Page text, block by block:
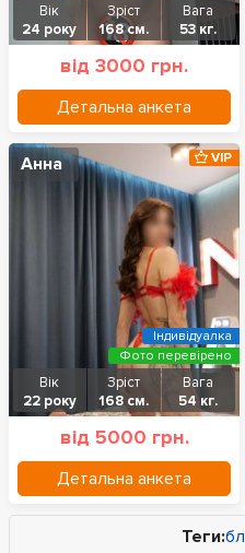
Вік
24 року
Зріст
168 см.
Вага
53 кг.
від 3000 грн.
Детальна анкета
Анна
Вік
22 року
Зріст
168 см.
Вага
54 кг.
від 5000 грн.
Детальна анкета
VIP
Фото перевірено
Індивідуалка
Теги: